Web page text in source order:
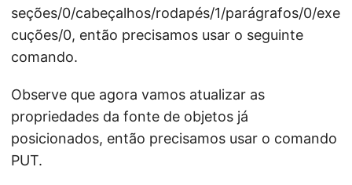
seções/0/cabeçalhos/rodapés/1/parágrafos/0/exe
cuções/0, então precisamos usar o seguinte
comando.
Observe que agora vamos atualizar as
propriedades da fonte de objetos já
posicionados, então precisamos usar o comando
PUT.